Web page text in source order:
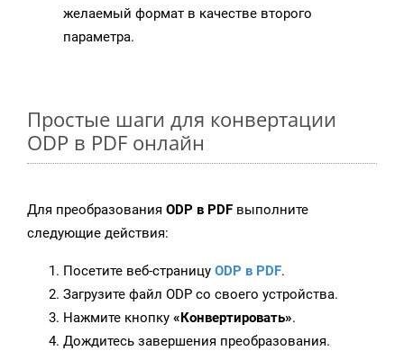
желаемый формат в качестве второго
параметра.
Простые шаги для конвертации
ODP в PDF онлайн
Для преобразования ODP в PDF выполните
следующие действия:
Посетите веб-страницу ODP в PDF.
Загрузите файл ODP со своего устройства.
Нажмите кнопку «Конвертировать».
Дождитесь завершения преобразования.